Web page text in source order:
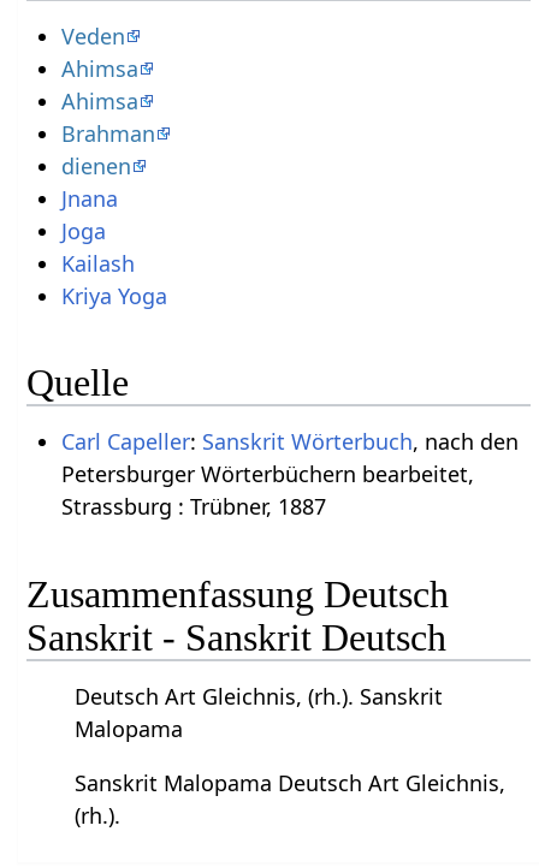
Veden
Ahimsa
Ahimsa
Brahman
dienen
Jnana
Joga
Kailash
Kriya Yoga
Quelle
Carl Capeller: Sanskrit Wörterbuch, nach den
Petersburger Wörterbüchern bearbeitet,
Strassburg : Trübner, 1887
Zusammenfassung Deutsch
Sanskrit - Sanskrit Deutsch
Deutsch Art Gleichnis, (rh.). Sanskrit
Malopama
Sanskrit Malopama Deutsch Art Gleichnis,
(rh.).